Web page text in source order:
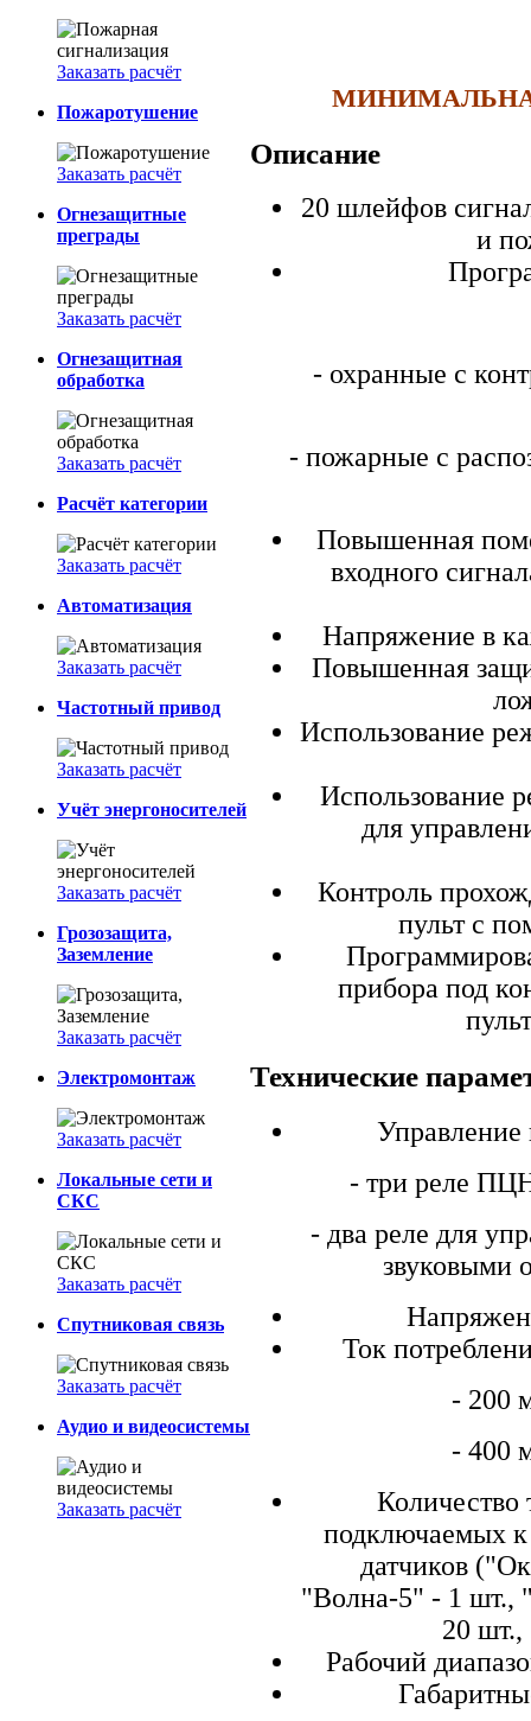
Заказать расчёт
Пожаротушение
Заказать расчёт
Огнезащитные
преграды
Заказать расчёт
Огнезащитная
обработка
Заказать расчёт
Расчёт категории
Заказать расчёт
Автоматизация
Заказать расчёт
Частотный привод
Заказать расчёт
Учёт энергоносителей
Заказать расчёт
Грозозащита,
Заземление
Заказать расчёт
Электромонтаж
Заказать расчёт
Локальные сети и
СКС
Заказать расчёт
Спутниковая связь
Заказать расчёт
Аудио и видеосистемы
Заказать расчёт
Описание
20 шлейфов
и
- охранные с
- пожарные с
Повышенная
входного
Напряжение в
Повышенная
Использование
Использование
для
Контроль
пульт с
прибора под
Технические
- три реле
- два реле для
звуковыми
Ток
- 200
- 400
Количество
подключаемых к
датчиков
"Волна-5" - 1
20
Рабочий